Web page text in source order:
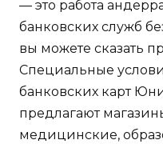
— это работа
банковских служб
вы можете сказать
Специальные
банковских карт
предлагают
медицинские,